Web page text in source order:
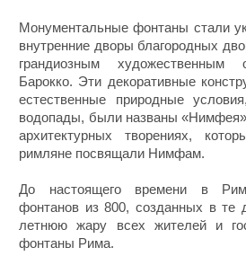
Монументальные фонтаны стали
внутренние дворы благородных
грандиозным художественным
Барокко. Эти декоративные
естественные природные
водопады, были названы
архитектурных творениях,
римляне посвящали Нимфам.
До настоящего времени в
фонтанов из 800, созданных в те
летнюю жару всех жителей и
фонтаны Рима.